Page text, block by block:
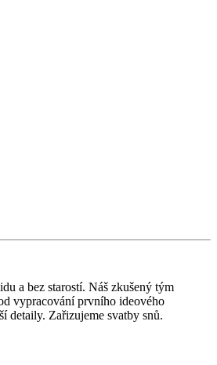
a bez starostí. Náš zkušený tým
vypracování prvního ideového
detaily. Zařizujeme svatby snů.